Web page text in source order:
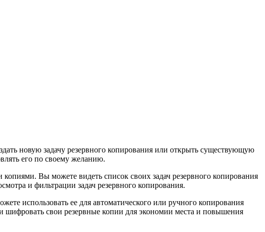
новую задачу резервного копирования или открыть существующую
его по своему желанию.
Вы можете видеть список своих задач резервного копирования
и фильтрации задач резервного копирования.
использовать ее для автоматического или ручного копирования
свои резервные копии для экономии места и повышения